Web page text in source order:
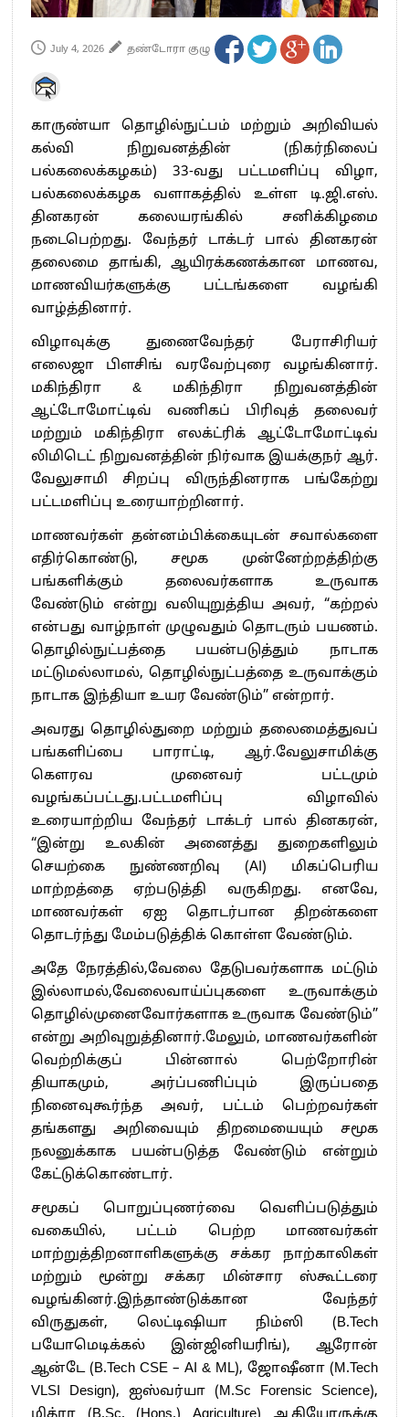
July 4, 2026 தண்டோரா குழு
காருண்யா தொழில்நுட்பம் மற்றும் அறிவியல்
கல்வி நிறுவனத்தின் (நிகர்நிலைப்
பல்கலைக்கழகம்) 33-வது பட்டமளிப்பு விழா,
பல்கலைக்கழக வளாகத்தில் உள்ள டி.ஜி.எஸ்.
தினகரன் கலையரங்கில் சனிக்கிழமை
நடைபெற்றது. வேந்தர் டாக்டர் பால் தினகரன்
தலைமை தாங்கி, ஆயிரக்கணக்கான மாணவ,
மாணவியர்களுக்கு பட்டங்களை வழங்கி
வாழ்த்தினார்.
விழாவுக்கு துணைவேந்தர் பேராசிரியர்
எலைஜா பிளசிங் வரவேற்புரை வழங்கினார்.
மகிந்திரா & மகிந்திரா நிறுவனத்தின்
ஆட்டோமோட்டிவ் வணிகப் பிரிவுத் தலைவர்
மற்றும் மகிந்திரா எலக்ட்ரிக் ஆட்டோமோட்டிவ்
லிமிடெட் நிறுவனத்தின் நிர்வாக இயக்குநர் ஆர்.
வேலுசாமி சிறப்பு விருந்தினராக பங்கேற்று
பட்டமளிப்பு உரையாற்றினார்.
மாணவர்கள் தன்னம்பிக்கையுடன் சவால்களை
எதிர்கொண்டு, சமூக முன்னேற்றத்திற்கு
பங்களிக்கும் தலைவர்களாக உருவாக
வேண்டும் என்று வலியுறுத்திய அவர், “கற்றல்
என்பது வாழ்நாள் முழுவதும் தொடரும் பயணம்.
தொழில்நுட்பத்தை பயன்படுத்தும் நாடாக
மட்டுமல்லாமல், தொழில்நுட்பத்தை உருவாக்கும்
நாடாக இந்தியா உயர வேண்டும்” என்றார்.
அவரது தொழில்துறை மற்றும் தலைமைத்துவப்
பங்களிப்பை பாராட்டி, ஆர்.வேலுசாமிக்கு
கௌரவ முனைவர் பட்டமும்
வழங்கப்பட்டது.பட்டமளிப்பு விழாவில்
உரையாற்றிய வேந்தர் டாக்டர் பால் தினகரன்,
“இன்று உலகின் அனைத்து துறைகளிலும்
செயற்கை நுண்ணறிவு (AI) மிகப்பெரிய
மாற்றத்தை ஏற்படுத்தி வருகிறது. எனவே,
மாணவர்கள் ஏஐ தொடர்பான திறன்களை
தொடர்ந்து மேம்படுத்திக் கொள்ள வேண்டும்.
அதே நேரத்தில்,வேலை தேடுபவர்களாக மட்டும்
இல்லாமல்,வேலைவாய்ப்புகளை உருவாக்கும்
தொழில்முனைவோர்களாக உருவாக வேண்டும்”
என்று அறிவுறுத்தினார்.மேலும், மாணவர்களின்
வெற்றிக்குப் பின்னால் பெற்றோரின்
தியாகமும், அர்ப்பணிப்பும் இருப்பதை
நினைவுகூர்ந்த அவர், பட்டம் பெற்றவர்கள்
தங்களது அறிவையும் திறமையையும் சமூக
நலனுக்காக பயன்படுத்த வேண்டும் என்றும்
கேட்டுக்கொண்டார்.
சமூகப் பொறுப்புணர்வை வெளிப்படுத்தும்
வகையில், பட்டம் பெற்ற மாணவர்கள்
மாற்றுத்திறனாளிகளுக்கு சக்கர நாற்காலிகள்
மற்றும் மூன்று சக்கர மின்சார ஸ்கூட்டரை
வழங்கினர்.இந்தாண்டுக்கான வேந்தர்
விருதுகள், லெட்டிஷியா நிம்ஸி (B.Tech
பயோமெடிக்கல் இன்ஜினியரிங்), ஆரோன்
ஆன்டே (B.Tech CSE – AI & ML), ஜோஷீனா (M.Tech
VLSI Design), ஐஸ்வர்யா (M.Sc Forensic Science),